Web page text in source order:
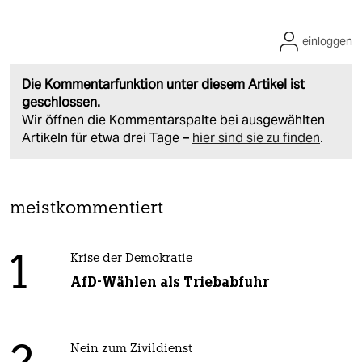
Die Kommentarfunktion unter diesem Artikel ist
geschlossen.
Wir öffnen die Kommentarspalte bei ausgewählten
Artikeln für etwa drei Tage – hier sind sie zu finden.
einloggen
meistkommentiert
1 Krise der Demokratie
AfD-Wählen als Triebabfuhr
Nein zum Zivildienst